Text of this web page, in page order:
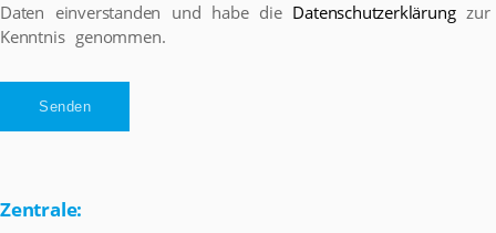
Daten einverstanden und habe die Datenschutzerklärungzur
Kenntnis genommen.
Zentrale: